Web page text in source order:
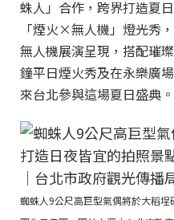
蛛人」合作，跨界打造夏
「煙火×無人機」燈光秀
無人機展演呈現，搭配璀
鐘平日煙火秀及在永樂廣
來台北參與這場夏日盛典。
蜘蛛人9公尺高巨型氣偶將於大稻埕